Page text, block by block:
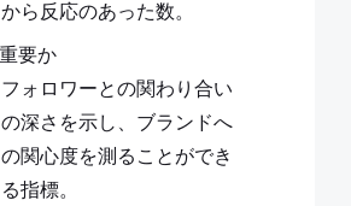
から反応のあった数。
要か
フォロワーとの関わり合い
の深さを示し、ブランドへ
の関心度を測ることができ
る指標。